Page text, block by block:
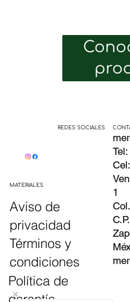
REDES SOCIALES
MATERIALES
Aviso de
privacidad
Términos y
condiciones
Política de
1